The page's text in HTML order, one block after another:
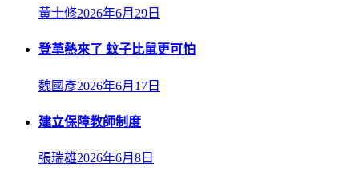
黃士修2026年6月29日
登革熱來了 蚊子比鼠更可怕
魏國彥2026年6月17日
建立保障教師制度
張瑞雄2026年6月8日